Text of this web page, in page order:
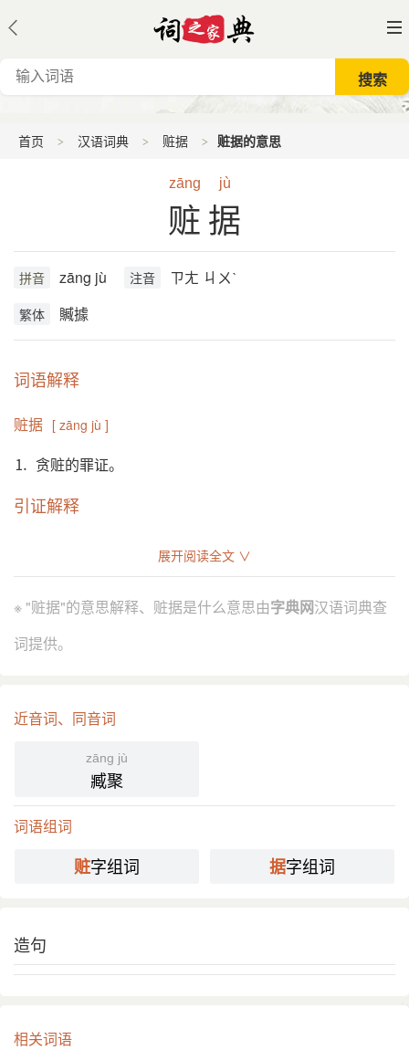
首页 汉语词典 赃据 赃据的意思
zāng jù
赃据
拼音 zāng jù 注音 ㄗㄤ ㄐㄨˋ
繁体 贓據
词语解释
赃据 [ zāng jù ]
⒈ 贪赃的罪证。
引证解释
清 李渔 《怜香伴·冤褫》：“説老师贿赂公行，是非倒
单，件件都有赃据。”
分字解释
赃 据
展开阅读全文 ∨
※ "赃据"的意思解释、赃据是什么意思由字典网汉语词典查
词提供。
近音词、同音词
zāng jù
臧聚
词语组词
赃字组词 据字组词
造句
相关词语